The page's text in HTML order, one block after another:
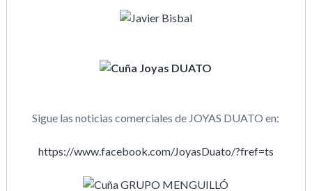
Sigue las noticias comerciales de JOYAS DUATO en:
https://www.facebook.com/JoyasDuato/?fref=ts